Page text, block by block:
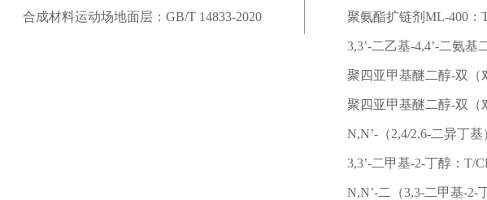
合成材料运动场地面层：GB/T 14833-2020 聚氨酯扩链剂 ML-400：
3,3’-二乙基-4,4’-二氨
聚四亚甲基醚二醇-双（
聚四亚甲基醚二醇-双（
N,N’-（2,4/2,6-二异丁
3,3’-二甲基-2-丁醇：T/
N,N’-二（3,3-二甲基-2-